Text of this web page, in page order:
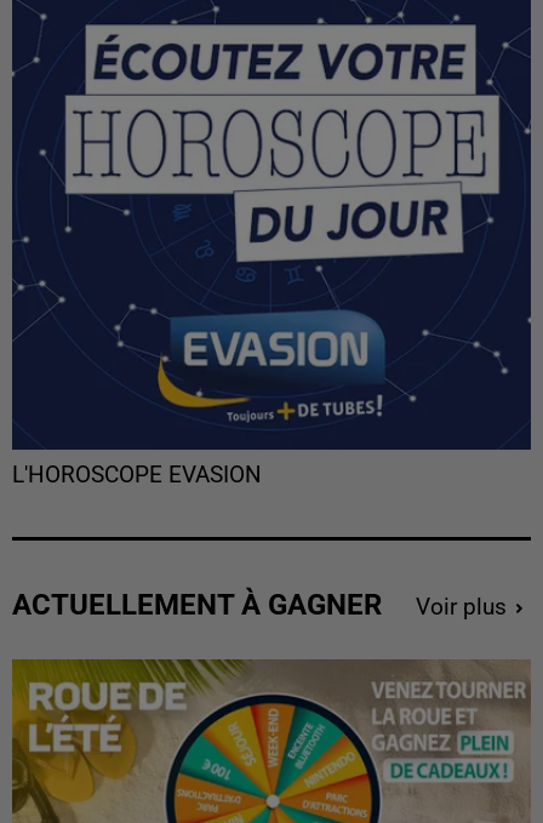
L'HOROSCOPE EVASION
ACTUELLEMENT À GAGNER Voir plus